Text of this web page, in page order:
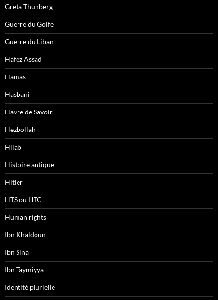
Greta Thunberg
Guerre du Golfe
Guerre du Liban
Hafez Assad
Hamas
Hasbani
Havre de Savoir
Hezbollah
Hijab
Histoire antique
Hitler
HTS ou HTC
Human rights
Ibn Khaldoun
Ibn Sina
Ibn Taymiyya
Identité plurielle